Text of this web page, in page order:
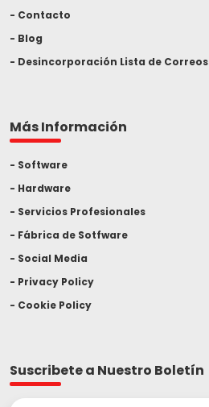
Contacto
Blog
Desincorporación Lista de Correos
Más Información
Software
Hardware
Servicios Profesionales
Fábrica de Sotfware
Social Media
Privacy Policy
Cookie Policy
Suscribete a Nuestro Boletín